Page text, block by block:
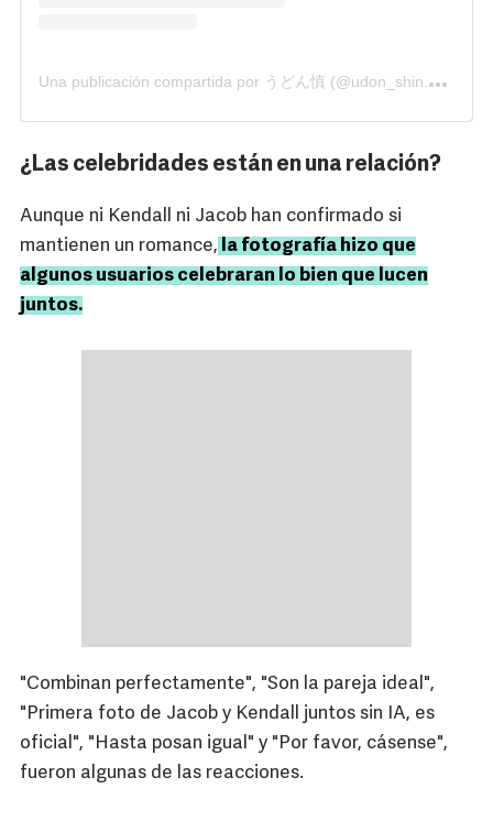
U
na publicación compartida por うどん慎 (@udon_shin.official)
¿Las celebridades están en una relación?
Aunque ni Kendall ni Jacob han confirmado si
mantienen un romance, la fotografía hizo que
algunos usuarios celebraran lo bien que lucen
juntos.
"Combinan perfectamente", "Son la pareja ideal",
"Primera foto de Jacob y Kendall juntos sin IA, es
oficial", "Hasta posan igual" y "Por favor, cásense",
fueron algunas de las reacciones.